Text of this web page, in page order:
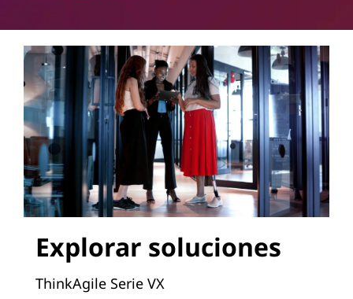
Explorar soluciones
ThinkAgile Serie VX